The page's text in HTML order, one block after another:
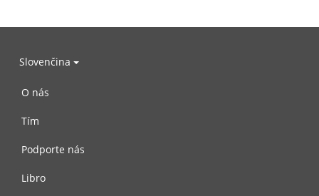
Slovenčina
O nás
Tím
Podporte nás
Libro